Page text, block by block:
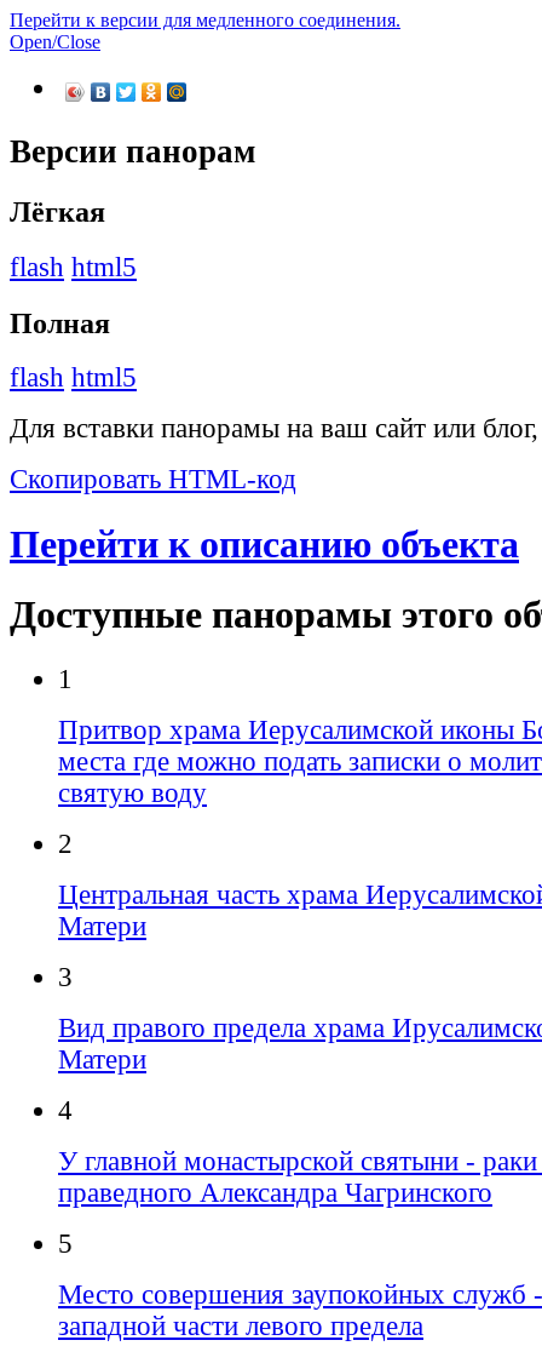
Перейти к версии для медленного соединения.
Open/Close
Версии панорам
Лёгкая
flash html5
Полная
flash html5
Для вставки панорамы на ваш сайт или
Скопировать HTML-код
Перейти к описанию объекта
Доступные панорамы этого
1
Притвор храма Иерусалимской иконы
места где можно подать записки о
святую воду
2
Центральная часть храма
Матери
3
Вид правого предела храма
Матери
4
У главной монастырской святыни -
праведного Александра Чагринского
5
Место совершения заупокойных служб
западной части левого предела